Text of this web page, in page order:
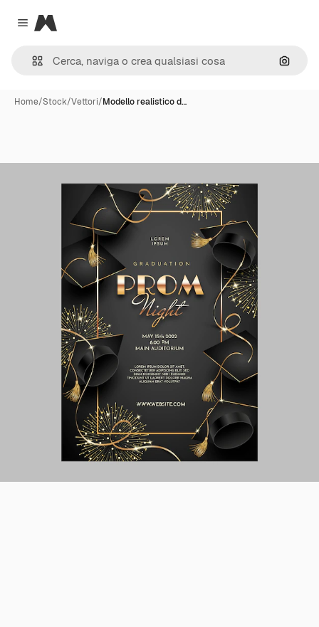
Close menu
Magnific
Cerca
Home/Stock/Vettori/Modello realistico d…